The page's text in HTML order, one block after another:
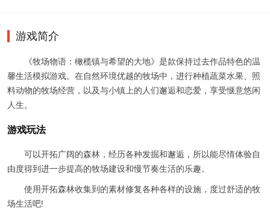
游戏简介
《牧场物语：橄榄镇与希望的大地》是款保持过去作品特色的温
馨生活模拟游戏。在自然环境优越的牧场中，进行种植蔬菜水果、照
料动物的牧场经营，以及与小镇上的人们邂逅和恋爱，享受惬意悠闲
人生。
游戏玩法
可以开拓广阔的森林，经历各种发掘和邂逅，所以能尽情体验自
由度得到进一步提高的牧场建设和慢节奏生活的乐趣。
使用开拓森林收集到的素材修复各种各样的设施，度过舒适的牧
场生活吧!